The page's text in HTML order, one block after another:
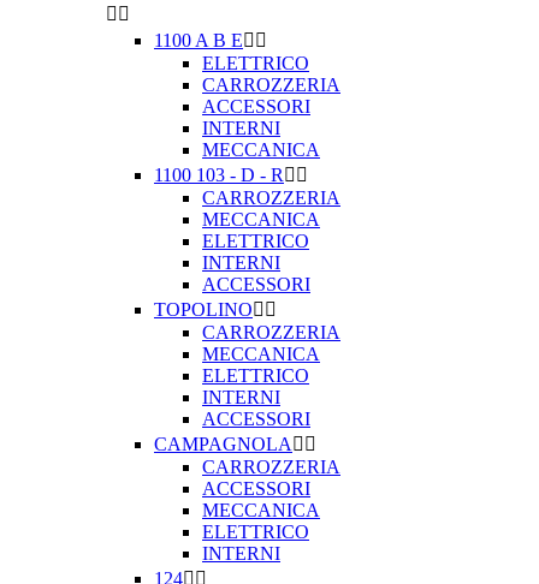
 
1100 A B E 
ELETTRICO
CARROZZERIA
ACCESSORI
INTERNI
MECCANICA
1100 103 - D - R  
CARROZZERIA
MECCANICA
ELETTRICO
INTERNI
ACCESSORI
TOPOLINO 
CARROZZERIA
MECCANICA
ELETTRICO
INTERNI
ACCESSORI
CAMPAGNOLA  
CARROZZERIA
ACCESSORI
MECCANICA
ELETTRICO
INTERNI
124 